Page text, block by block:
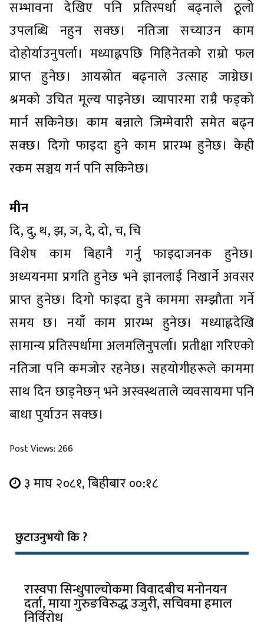
सम्भावना देखिए पनि प्रतिस्पर्धा बढ्नाले ठूलो
उपलब्धि नहुन सक्छ। नतिजा सच्याउन काम
दोहोर्याउनुपर्ला। मध्याह्नपछि मिहिनेतको राम्रो फल
प्राप्त हुनेछ। आयस्रोत बढ्नाले उत्साह जाग्नेछ।
श्रमको उचित मूल्य पाइनेछ। व्यापारमा राम्रै फड्को
मार्न सकिनेछ। काम बन्नाले जिम्मेवारी समेत बढ्न
सक्छ। दिगो फाइदा हुने काम प्रारम्भ हुनेछ। केही
रकम सञ्चय गर्न पनि सकिनेछ।
मीन
दि, दु, थ, झ, ञ, दे, दो, च, चि
विशेष काम बिहानै गर्नु फाइदाजनक हुनेछ।
अध्ययनमा प्रगति हुनेछ भने ज्ञानलाई निखार्ने अवसर
प्राप्त हुनेछ। दिगो फाइदा हुने काममा सम्झौता गर्ने
समय छ। नयाँ काम प्रारम्भ हुनेछ। मध्याह्नदेखि
सामान्य प्रतिस्पर्धामा अलमलिनुपर्ला। प्रतीक्षा गरिएको
नतिजा पनि कमजोर रहनेछ। सहयोगीहरूले काममा
साथ दिन छाड्नेछन् भने अस्वस्थताले व्यवसायमा पनि
बाधा पुर्याउन सक्छ।
Post Views: 266
३ माघ २०८१, बिहीबार ००:१८
छुटाउनुभयो कि ?
रास्वपा सिन्धुपाल्चोकमा विवादबीच मनोनयन
दर्ता, माया गुरुङविरुद्ध उजुरी, सचिवमा हमाल
निर्विरोध